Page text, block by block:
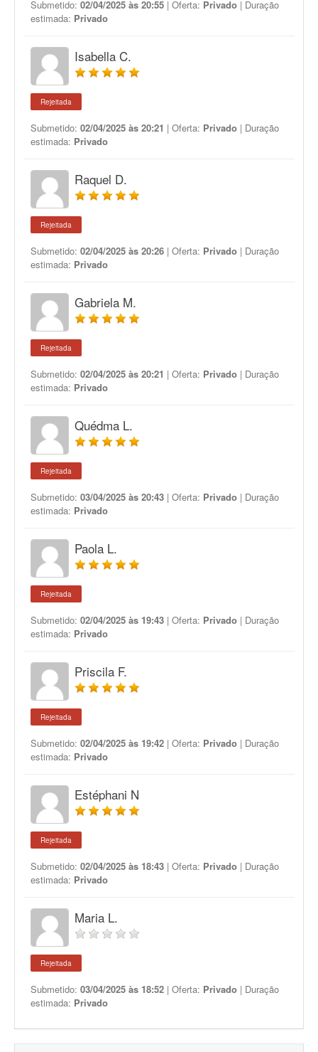
Submetido: 02/04/2025 às 20:55 | Oferta: Privado | Duração
estimada: Privado
Isabella C.
Rejeitada
Submetido: 02/04/2025 às 20:21 | Oferta: Privado | Duração
estimada: Privado
Raquel D.
Rejeitada
Submetido: 02/04/2025 às 20:26 | Oferta: Privado | Duração
estimada: Privado
Gabriela M.
Rejeitada
Submetido: 02/04/2025 às 20:21 | Oferta: Privado | Duração
estimada: Privado
Quédma L.
Rejeitada
Submetido: 03/04/2025 às 20:43 | Oferta: Privado | Duração
estimada: Privado
Paola L.
Rejeitada
Submetido: 02/04/2025 às 19:43 | Oferta: Privado | Duração
estimada: Privado
Priscila F.
Rejeitada
Submetido: 02/04/2025 às 19:42 | Oferta: Privado | Duração
estimada: Privado
Estéphani N
Rejeitada
Submetido: 02/04/2025 às 18:43 | Oferta: Privado | Duração
estimada: Privado
Maria L.
Rejeitada
Submetido: 03/04/2025 às 18:52 | Oferta: Privado | Duração
estimada: Privado